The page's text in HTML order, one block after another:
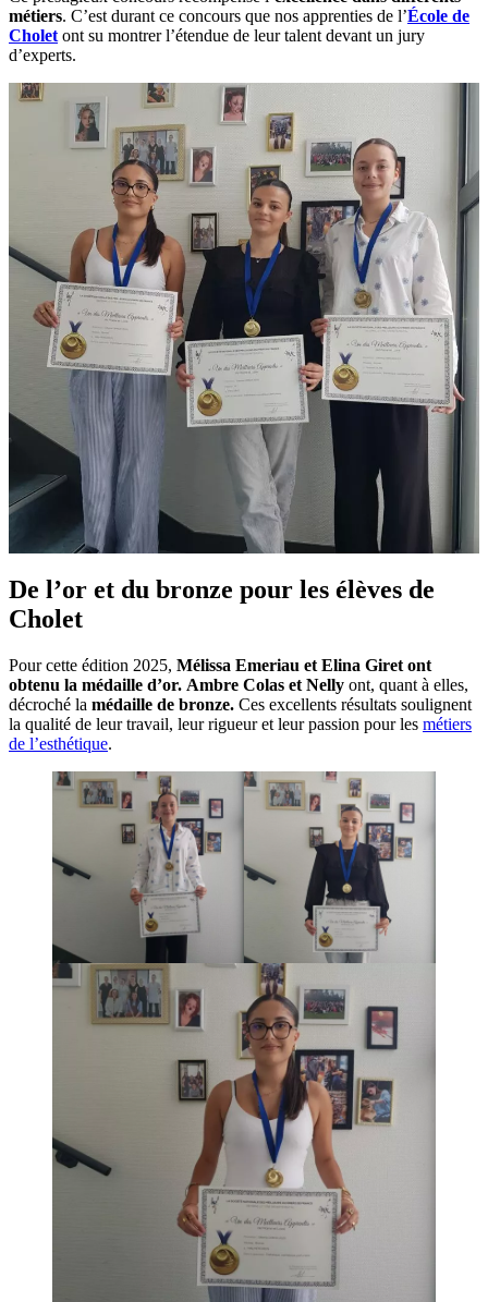
métiers. C’est durant ce concours que nos apprenties de l’École de
Cholet ont su montrer l’étendue de leur talent devant un jury
d’experts.
De l’or et du bronze pour les élèves de
Cholet
Pour cette édition 2025, Mélissa Emeriau et Elina Giret ont
obtenu la médaille d’or. Ambre Colas et Nelly ont, quant à elles,
décroché la médaille de bronze. Ces excellents résultats soulignent
la qualité de leur travail, leur rigueur et leur passion pour les métiers
de l’esthétique.